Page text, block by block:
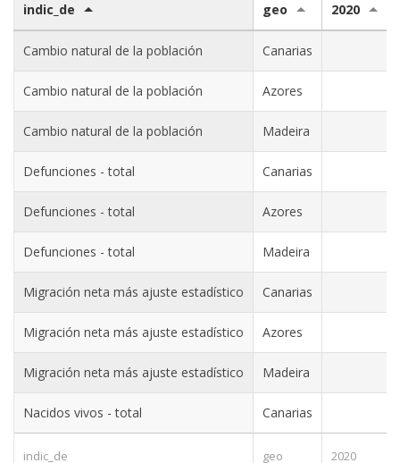
indic_de geo 2020
Cambio natural de la población Canarias
Cambio natural de la población Azores
Cambio natural de la población Madeira
Defunciones - total Canarias
Defunciones - total Azores
Defunciones - total Madeira
Migración neta más ajuste estadístico Canarias
Migración neta más ajuste estadístico Azores
Migración neta más ajuste estadístico Madeira
Nacidos vivos - total Canarias